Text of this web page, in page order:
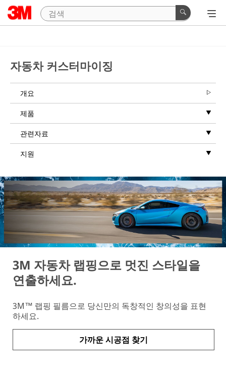
자동차 커스터마이징
개요
제품
관련자료
지원
3M 자동차 랩핑으로 멋진 스타일을
연출하세요.
3M™ 랩핑 필름으로 당신만의 독창적인 창의성을 표현
하세요.
가까운 시공점 찾기